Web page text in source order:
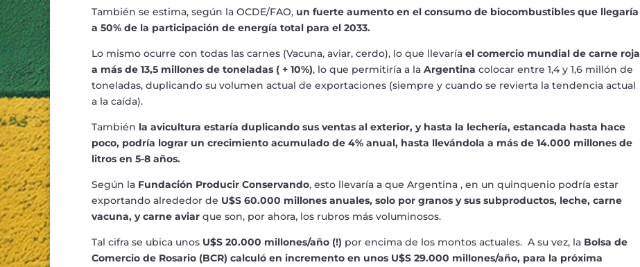
También se estima, según la OCDE/FAO, un fuerte aumento en el consumo de biocombustibles que llegaría
a 50% de la participación de energía total para el 2033.
Lo mismo ocurre con todas las carnes (Vacuna, aviar, cerdo), lo que llevaría el comercio mundial de carne roja
a más de 13,5 millones de toneladas ( + 10%), lo que permitiría a la Argentina colocar entre 1,4 y 1,6 millón de
toneladas, duplicando su volumen actual de exportaciones (siempre y cuando se revierta la tendencia actual
a la caída).
También la avicultura estaría duplicando sus ventas al exterior, y hasta la lechería, estancada hasta hace
poco, podría lograr un crecimiento acumulado de 4% anual, hasta llevándola a más de 14.000 millones de
litros en 5-8 años.
Según la Fundación Producir Conservando, esto llevaría a que Argentina , en un quinquenio podría estar
exportando alrededor de U$S 60.000 millones anuales, solo por granos y sus subproductos, leche, carne
vacuna, y carne aviar que son, por ahora, los rubros más voluminosos.
Tal cifra se ubica unos U$S 20.000 millones/año (!) por encima de los montos actuales. A su vez, la Bolsa de
Comercio de Rosario (BCR) calculó en incremento en unos U$S 29.000 millones/año, para la próxima